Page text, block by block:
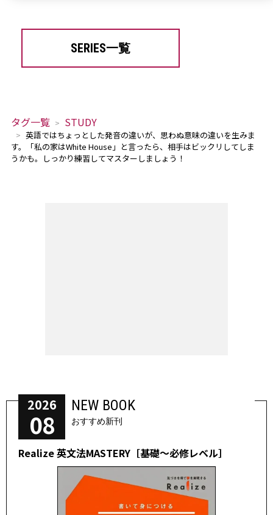
SERIES一覧
タグ一覧 STUDY
英語ではちょっとした発音の違いが、思わぬ意味の違いを生みま
す。「私の家はWhite House」と言ったら、相手はビックリしてしま
うかも。しっかり練習してマスターしましょう！
2026
08
NEW BOOK
おすすめ新刊
Realize 英文法MASTERY［基礎～必修レベル］